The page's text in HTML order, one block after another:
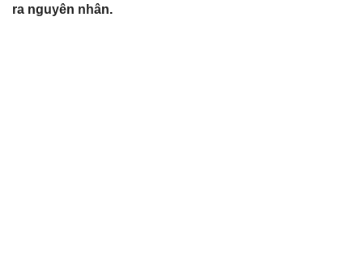
ra nguyên nhân.